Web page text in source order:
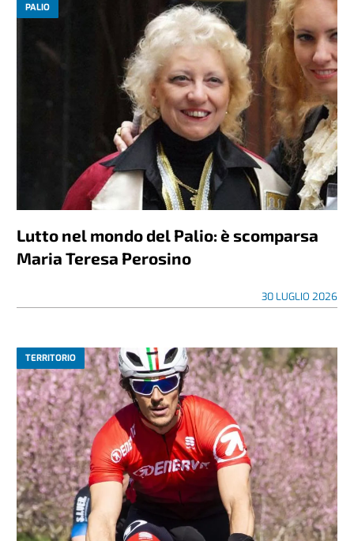
PALIO
Lutto nel mondo del Palio: è scomparsa
Maria Teresa Perosino
30 LUGLIO 2026
TERRITORIO